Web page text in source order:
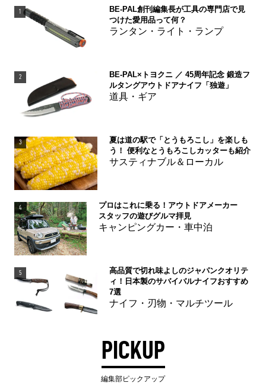
1
BE-PAL創刊編集長が工具の専門店で見
つけた愛用品って何？
ランタン・ライト・ランプ
2
BE-PAL×トヨクニ ／ 45周年記念 鍛造フ
ルタングアウトドアナイフ「独遊」
道具・ギア
3
夏は道の駅で「とうもろこし」を楽しも
う！ 便利なとうもろこしカッターも紹介
サスティナブル＆ローカル
4
プロはこれに乗る！アウトドアメーカー
スタッフの遊びグルマ拝見
キャンピングカー・車中泊
5
高品質で切れ味よしのジャパンクオリテ
ィ！日本製のサバイバルナイフおすすめ
7選
ナイフ・刃物・マルチツール
PICKUP
編集部ピックアップ